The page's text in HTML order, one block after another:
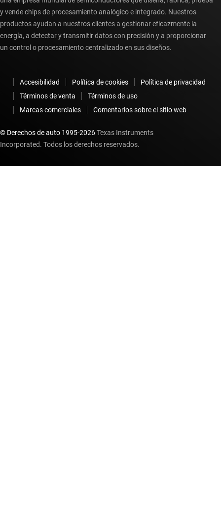
y vende chips de procesamiento analógico e integrado. Nuestros
productos ayudan a nuestros clientes a gestionar eficazmente la
energía, a detectar y transmitir datos con precisión y a proporcionar
un control o procesamiento centralizado en sus diseños.
Accesibilidad Política de cookies
Política de privacidad
Términos de venta
Términos de uso
Marcas comerciales
Comentarios sobre el sitio web
© Derechos de auto 1995-2026Texas Instruments
Incorporated. Todos los derechos reservados.